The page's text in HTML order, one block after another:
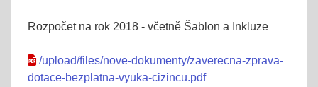
Rozpočet na rok 2018 - včetně Šablon a Inkluze
/upload/files/nove-dokumenty/zaverecna-zprava-
dotace-bezplatna-vyuka-cizincu.pdf